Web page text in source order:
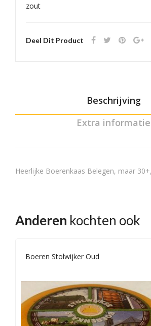
zout
Deel Dit Product
Beschrijving
Extra informatie
Heerlijke Boerenkaas Belegen, maar
Anderen kochten ook
Boeren Stolwijker Oud